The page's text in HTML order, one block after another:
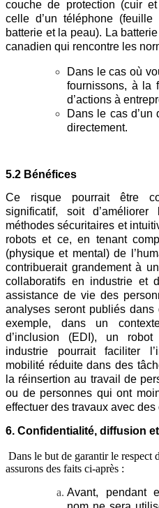
couche de protection (cuir
celle d’un téléphone
batterie et la peau). La
canadien qui rencontre les
Dans le cas où
fournissons, à la
d’actions à
Dans le cas d’un
directement.
5.2 Bénéfices
Ce risque pourrait être
significatif, soit
méthodes sécuritaires et
robots et ce, en tenant
(physique et mental) de
contribuerait grandement à
collaboratifs en industrie et
assistance de vie des
analyses seront publiés
exemple, dans un
d’inclusion (EDI), un
industrie pourrait faciliter
mobilité réduite dans des
la réinsertion au travail de
ou de personnes qui ont
effectuer des travaux avec
6. Confidentialité, diffusion
Dans le but de garantir le respect
assurons des faits ci-après :
Avant, pendant